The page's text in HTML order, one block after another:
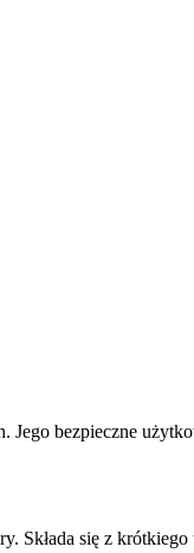
bezpieczne
Składa się z